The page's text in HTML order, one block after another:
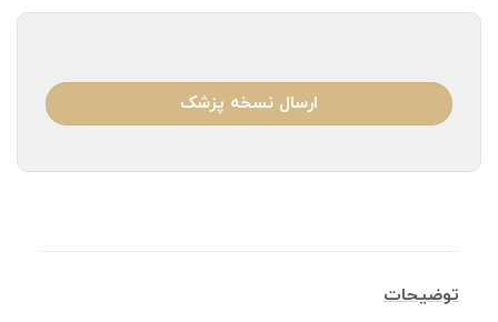
ارسال نسخه پزشک
توضیحات